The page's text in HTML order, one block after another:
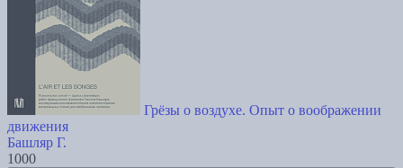
Грёзы о воздухе. Опыт о воображении
движения
Башляр Г.
1000